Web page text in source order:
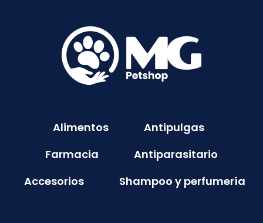
Alimentos
Antipulgas
Farmacia
Antiparasitario
Accesorios
Shampoo y perfumería